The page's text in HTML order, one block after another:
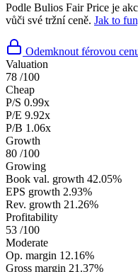
Podle Bulios Fair Price je
vůči své tržní ceně. Jak to
Odemknout férovou
Valuation
78 /100
Cheap
P/S 0.99x
P/E 9.92x
P/B 1.06x
Growth
80 /100
Growing
Book val. growth 42.05%
EPS growth 2.93%
Rev. growth 21.26%
Profitability
53 /100
Moderate
Op. margin 12.16%
Gross margin 21.37%